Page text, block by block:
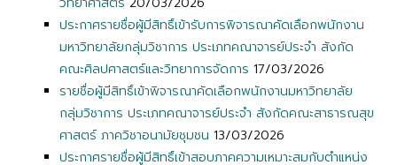
ประกาศรายชื่อผู้มีสิทธิ์เข้ารับการพิจารณาคัดเลือกพนักงาน
มหาวิทยาลัยกลุ่มวิชาการ ประเภทคณาจารย์ประจำ สังกัด
คณะศิลปศาสตร์และวิทยาการจัดการ 17/03/2026
รายชื่อผู้มีสิทธิ์เข้าพิจารณาคัดเลือกพนักงานมหาวิทยาลัย
กลุ่มวิชาการ ประเภทคณาจารย์ประจำ สังกัดคณะสาธารณสุข
ศาสตร์ ภาควิชาอนามัยชุมชน 13/03/2026
ประกาศรายชื่อผู้มีสิทธิ์เข้าสอบภาคความเหมาะสมกับตำแหน่ง